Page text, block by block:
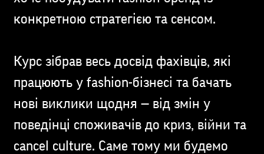
конкретною стратегією та сенсом.
Курс зібрав весь досвід фахівців, які
працюють у fashion-бізнесі та бачать
нові виклики щодня — від змін у
поведінці споживачів до криз, війни та
cancel culture. Саме тому ми будемо